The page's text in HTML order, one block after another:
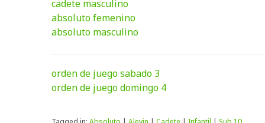
cadete masculino
absoluto femenino
absoluto masculino
orden de juego sabado 3
orden de juego domingo 4